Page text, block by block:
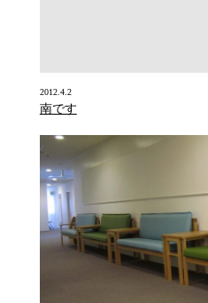
2012.4.2
南です